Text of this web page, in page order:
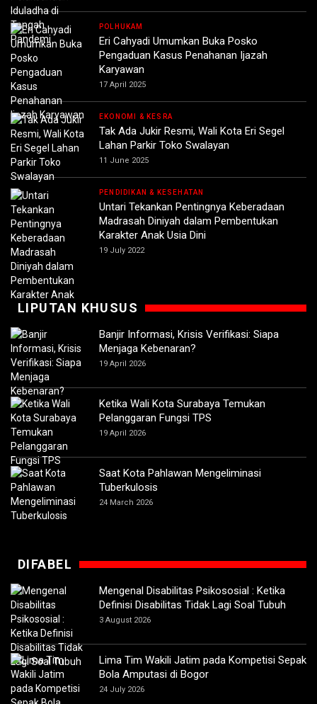
POLHUKAM
Eri Cahyadi Umumkan Buka Posko
Pengaduan Kasus Penahanan Ijazah
Karyawan
17 April 2025
EKONOMI & KESRA
Tak Ada Jukir Resmi, Wali Kota Eri Segel
Lahan Parkir Toko Swalayan
11 June 2025
PENDIDIKAN & KESEHATAN
Untari Tekankan Pentingnya Keberadaan
Madrasah Diniyah dalam Pembentukan
Karakter Anak Usia Dini
19 July 2022
LIPUTAN KHUSUS
Banjir Informasi, Krisis Verifikasi: Siapa
Menjaga Kebenaran?
19 April 2026
Ketika Wali Kota Surabaya Temukan
Pelanggaran Fungsi TPS
19 April 2026
Saat Kota Pahlawan Mengeliminasi
Tuberkulosis
24 March 2026
DIFABEL
Mengenal Disabilitas Psikososial : Ketika
Definisi Disabilitas Tidak Lagi Soal Tubuh
3 August 2026
Lima Tim Wakili Jatim pada Kompetisi Sepak
Bola Amputasi di Bogor
24 July 2026